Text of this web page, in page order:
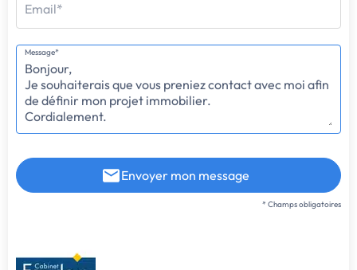
Email*
Message*
Envoyer mon message
* Champs obligatoires